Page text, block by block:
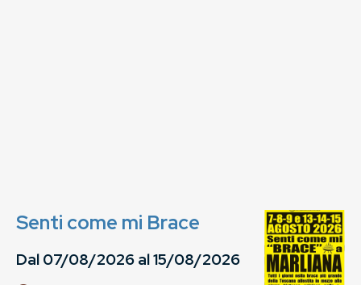
Senti come mi Brace
Dal07/08/2026al15/08/2026